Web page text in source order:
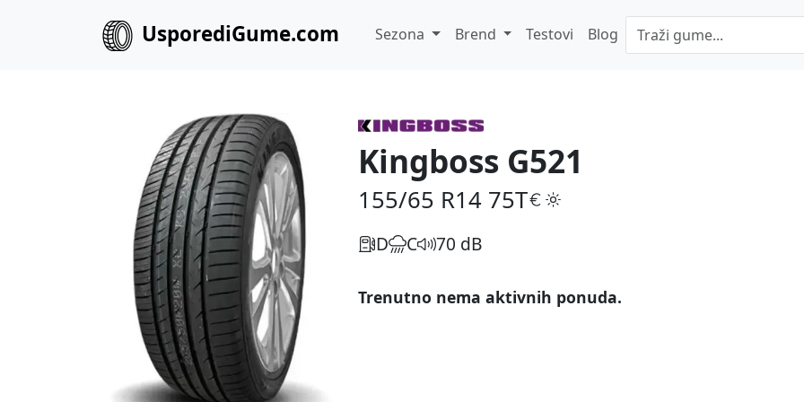
UsporediGume.com Sezona Brend Testovi Blog
Kingboss G521
155/65 R14 75T
D C 70 dB
Trenutno nema aktivnih ponuda.